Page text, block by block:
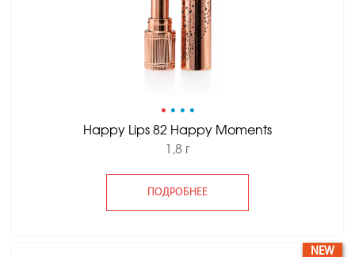
• • • •
Happy Lips 82 Happy Moments
1,8 г
ПОДРОБНЕЕ
NEW